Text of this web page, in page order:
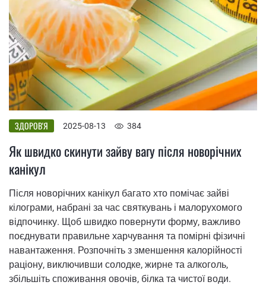
ЗДОРОВ'Я 2025-08-13 384
Як швидко скинути зайву вагу після новорічних
канікул
Після новорічних канікул багато хто помічає зайві
кілограми, набрані за час святкувань і малорухомого
відпочинку. Щоб швидко повернути форму, важливо
поєднувати правильне харчування та помірні фізичні
навантаження. Розпочніть з зменшення калорійності
раціону, виключивши солодке, жирне та алкоголь,
збільшіть споживання овочів, білка та чистої води.